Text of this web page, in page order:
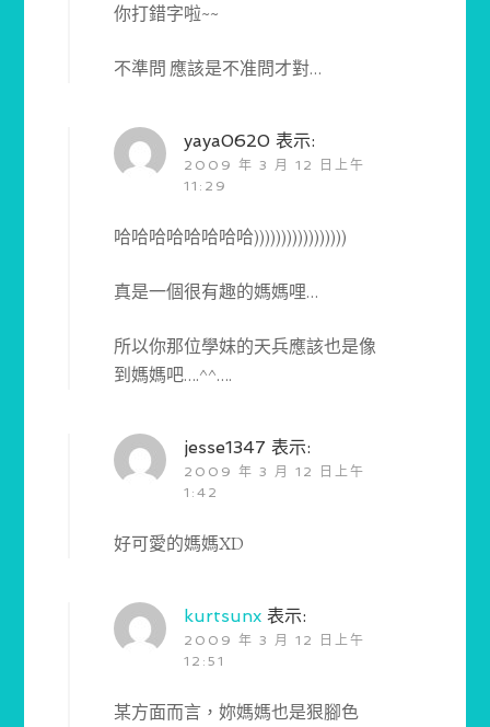
你打錯字啦~~
不準問 應該是不准問才對…
yaya0620 表示:
2009 年 3 月 12 日上午
11:29
哈哈哈哈哈哈哈哈)))))))))))))))))
真是一個很有趣的媽媽哩…
所以你那位學妹的天兵應該也是像
到媽媽吧….^^….
jesse1347 表示:
2009 年 3 月 12 日上午
1:42
好可愛的媽媽XD
kurtsunx 表示:
2009 年 3 月 12 日上午
12:51
某方面而言，妳媽媽也是狠腳色